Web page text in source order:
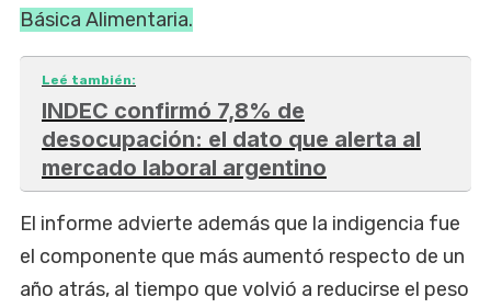
Básica Alimentaria.
Leé también:
INDEC confirmó 7,8% de
desocupación: el dato que alerta al
mercado laboral argentino
El informe advierte además que la indigencia fue
el componente que más aumentó respecto de un
año atrás, al tiempo que volvió a reducirse el peso